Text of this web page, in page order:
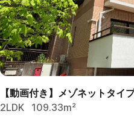
2LDK
109.33m²